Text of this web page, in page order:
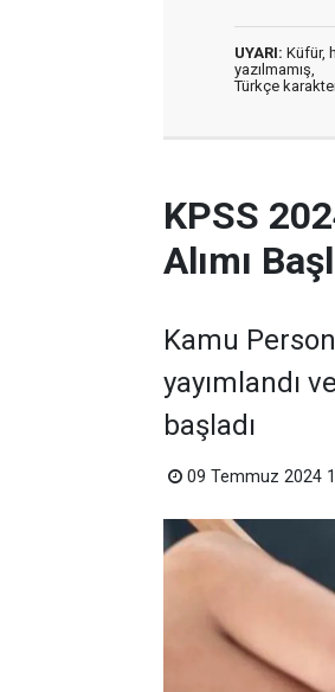
UYARI: Küfür,
yazılmamış,
Türkçe
KPSS
Alımı
Kamu
yayımlandı
başladı
09 Temmuz 2024